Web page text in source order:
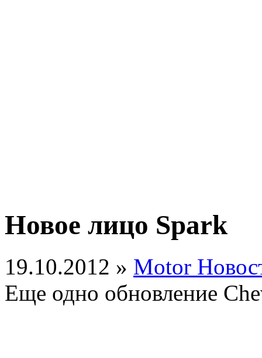
Новое лицо Spark
19.10.2012 » Motor
Еще одно обновление